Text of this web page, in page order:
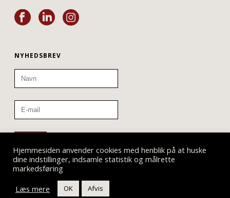
NYHEDSBREV
Teatret ved Sorte Hest © 2019
Hjemmesiden anvender cookies med henblik på at huske
dine indstillinger, indsamle statistik og målrette
markedsføring
Læs mere
OK Afvis